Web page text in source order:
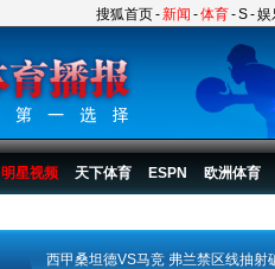
搜狐首页-新闻 -体育-S-娱
明星视频 天下体育 ESPN 欧洲体育
西甲桑坦德VS马竞 弗兰禁区线抽射